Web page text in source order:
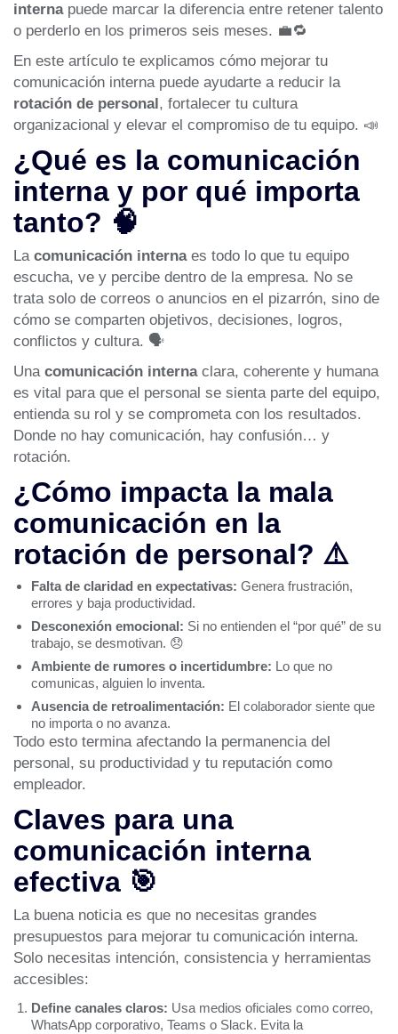
internapuede marcar la diferencia entre retener talento
o perderlo en los primeros seis meses. 💼🔁
En este artículo te explicamos cómo mejorar tu
comunicación interna puede ayudarte a reducir la
rotación de personal, fortalecer tu cultura
organizacional y elevar el compromiso de tu equipo. 📣
¿Qué es la comunicación
interna y por qué importa
tanto? 🧠
La comunicación internaes todo lo que tu equipo
escucha, ve y percibe dentro de la empresa. No se
trata solo de correos o anuncios en el pizarrón, sino de
cómo se comparten objetivos, decisiones, logros,
conflictos y cultura. 🗣️
Una comunicación internaclara, coherente y humana
es vital para que el personal se sienta parte del equipo,
entienda su rol y se comprometa con los resultados.
Donde no hay comunicación, hay confusión… y
rotación.
¿Cómo impacta la mala
comunicación en la
rotación de personal? ⚠️
Falta de claridad en expectativas: Genera frustración,
errores y baja productividad.
Desconexión emocional: Si no entienden el “por qué” de su
trabajo, se desmotivan. 😞
Ambiente de rumores o incertidumbre: Lo que no
comunicas, alguien lo inventa.
Ausencia de retroalimentación: El colaborador siente que
no importa o no avanza.
Todo esto termina afectando la permanencia del
personal, su productividad y tu reputación como
empleador.
Claves para una
comunicación interna
efectiva 🎯
La buena noticia es que no necesitas grandes
presupuestos para mejorar tu comunicación interna.
Solo necesitas intención, consistencia y herramientas
accesibles:
Define canales claros: Usa medios oficiales como correo,
WhatsApp corporativo, Teams o Slack. Evita la